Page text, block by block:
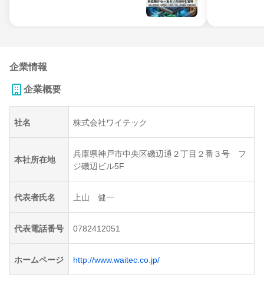
企業情報
企業概要
社名 株式会社ワイテック
本社所在地
兵庫県神戸市中央区磯辺通２丁目２番３号 フ
ジ磯辺ビル5F
代表者氏名 上山 健一
代表電話番号 0782412051
ホームページ http://www.waitec.co.jp/